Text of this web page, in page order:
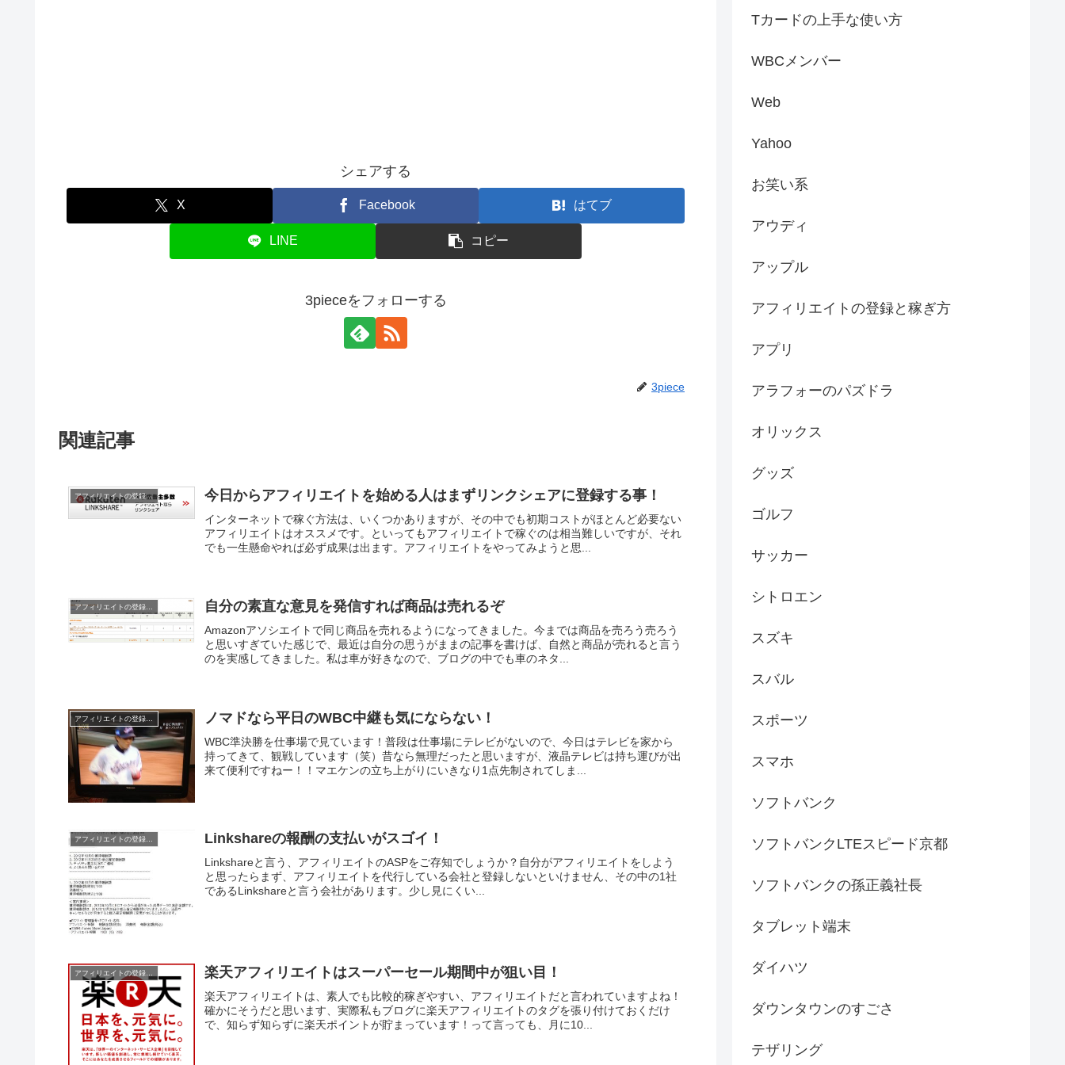
シェアする
X Facebook はてブ
LINE コピー
3pieceをフォローする
3piece
関連記事
アフィリエイトの登録と稼ぎ方 今日からアフィリエイトを始める人はまずリンクシェアに登録する事！
インターネットで稼ぐ方法は、いくつかありますが、その中でも初期コストがほとんど必要ない
アフィリエイトはオススメです。といってもアフィリエイトで稼ぐのは相当難しいですが、それ
でも一生懸命やれば必ず成果は出ます。アフィリエイトをやってみようと思...
アフィリエイトの登録と稼ぎ方 自分の素直な意見を発信すれば商品は売れるぞ
Amazonアソシエイトで同じ商品を売れるようになってきました。今までは商品を売ろう売ろう
と思いすぎていた感じで、最近は自分の思うがままの記事を書けば、自然と商品が売れると言う
のを実感してきました。私は車が好きなので、ブログの中でも車のネタ...
ノマドなら平日のWBC中継も気にならない！
WBC準決勝を仕事場で見ています！普段は仕事場にテレビがないので、今日はテレビを家から
持ってきて、観戦しています（笑）昔なら無理だったと思いますが、液晶テレビは持ち運びが出
来て便利ですねー！！マエケンの立ち上がりにいきなり1点先制されてしま...
Linkshareの報酬の支払いがスゴイ！
Linkshareと言う、アフィリエイトのASPをご存知でしょうか？自分がアフィリエイトをしよう
と思ったらまず、アフィリエイトを代行している会社と登録しないといけません、その中の1社
であるLinkshareと言う会社があります。少し見にくい...
アフィリエイトの登録と稼ぎ方 楽天アフィリエイトはスーパーセール期間中が狙い目！
楽天アフィリエイトは、素人でも比較的稼ぎやすい、アフィリエイトだと言われていますよね！
確かにそうだと思います、実際私もブログに楽天アフィリエイトのタグを張り付けておくだけ
で、知らず知らずに楽天ポイントが貯まっています！って言っても、月に10...
Tカードの上手な使い方
WBCメンバー
Web
Yahoo
お笑い系
アウディ
アップル
アフィリエイトの登録と稼ぎ方
アプリ
アラフォーのパズドラ
オリックス
グッズ
ゴルフ
サッカー
シトロエン
スズキ
スバル
スポーツ
スマホ
ソフトバンク
ソフトバンクLTEスピード京都
ソフトバンクの孫正義社長
タブレット端末
ダイハツ
ダウンタウンのすごさ
テザリング